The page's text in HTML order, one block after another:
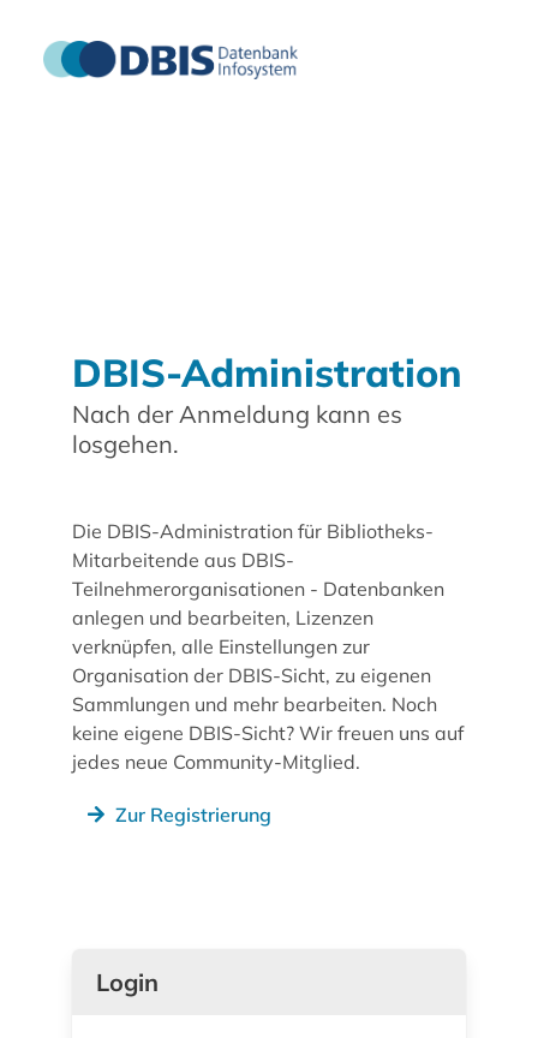
DBIS-Administration
Nach der Anmeldung kann es
losgehen.
Die DBIS-Administration für Bibliotheks-
Mitarbeitende aus DBIS-
Teilnehmerorganisationen - Datenbanken
anlegen und bearbeiten, Lizenzen
verknüpfen, alle Einstellungen zur
Organisation der DBIS-Sicht, zu eigenen
Sammlungen und mehr bearbeiten. Noch
keine eigene DBIS-Sicht? Wir freuen uns auf
jedes neue Community-Mitglied.
Zur Registrierung
Login